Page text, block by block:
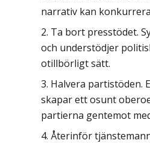
narrativ kan
Ta bort presstödet.
och understödjer
otillbörligt sätt.
Halvera partistöden.
skapar ett osunt
partierna gentemot
Återinför